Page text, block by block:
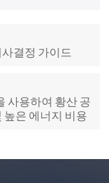
결정 가이드
사용하여 황산 공
높은 에너지 비용